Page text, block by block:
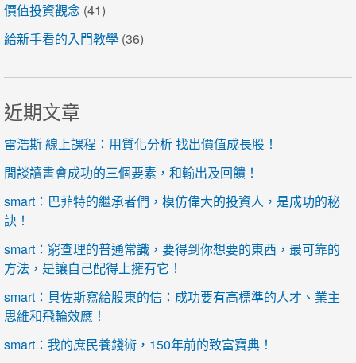
價值投資觀念 (41)
給新手看的入門教學 (36)
近期文章
雷浩斯 線上課程：用質化分析 找出價值成長股！
閒談讀書會成功的三個要素，和輸出及回饋！
smart：巴菲特的繼承者們，模仿偉大的投資人，是成功的秘
訣！
smart：窮查理的普通常識，要得到你想要的東西，最可靠的
方法，是讓自己配得上擁有它！
smart：貝佐斯寫給股東的信：成功要有高標準的人才、業主
思維和飛輪效應！
smart：我的庶民養錢術，150年前的致富寶典！